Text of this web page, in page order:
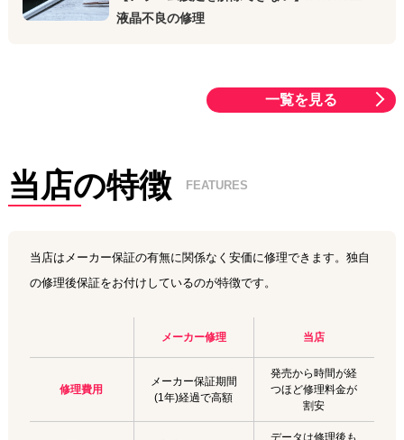
液晶不良の修理
一覧を見る
当店の特徴 FEATURES
当店はメーカー保証の有無に関係なく安価に修理できます。独自
の修理後保証をお付けしているのが特徴です。
メーカー修理 当店
修理費用
メーカー保証期間
(1年)経過で高額
発売から時間が経
つほど修理料金が
割安
データは修理後も